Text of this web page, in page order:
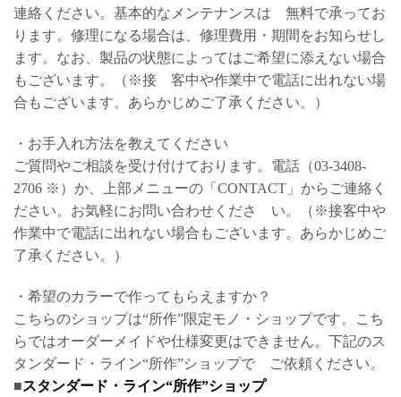
連絡ください。基本的なメンテナンスは 無料で承ってお
ります。修理になる場合は、修理費用・期間をお知らせし
ます。なお、製品の状態によってはご希望に添えない場合
もございます。（※接 客中や作業中で電話に出れない場
合もございます。あらかじめご了承ください。）
・お手入れ方法を教えてください
ご質問やご相談を受け付けております。電話（03-3408-
2706 ※）か、上部メニューの「CONTACT」からご連絡く
ださい。お気軽にお問い合わせくださ い。（※接客中や
作業中で電話に出れない場合もございます。あらかじめご
了承ください。）
・希望のカラーで作ってもらえますか？
こちらのショップは“所作”限定モノ・ショップです。こち
らではオーダーメイドや仕様変更はできません。下記のス
タンダード・ライン“所作”ショップで ご依頼ください。
■スタンダード・ライン“所作”ショップ